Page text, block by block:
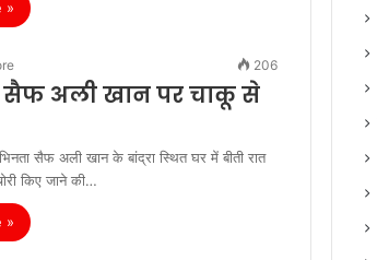
»
206
सैफ अली खान पर चाकू से
सैफ अली खान के बांद्रा स्थित घर में बीती रात
किए जाने की…
»